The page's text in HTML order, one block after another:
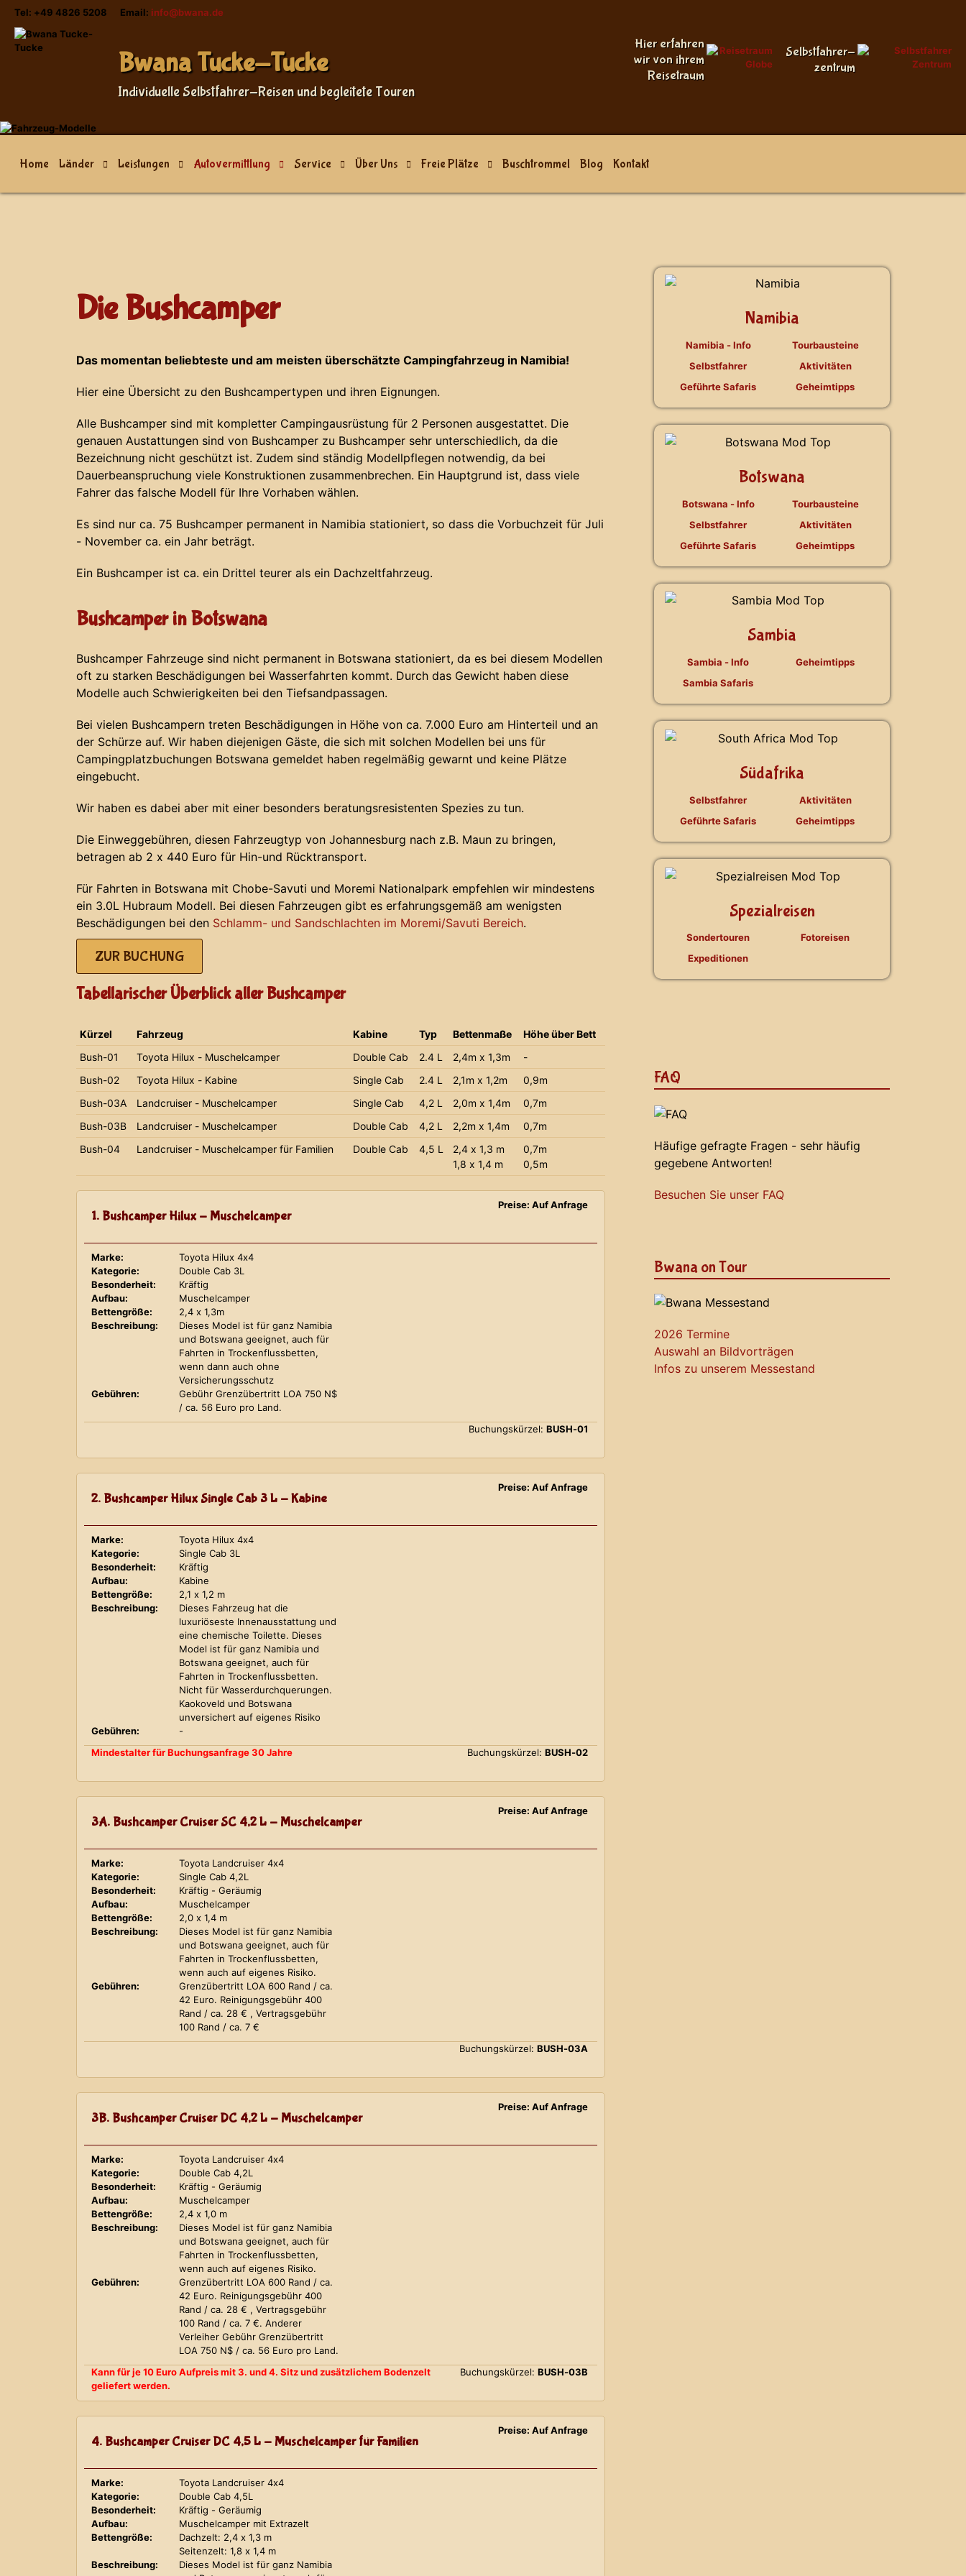
Tel: +49 4826 5208 Email: info@bwana.de
Sprache auswählen
Bwana Tucke-Tucke
Individuelle Selbstfahrer-Reisen und begleitete Touren
Hier erfahren
wir von ihrem
Reisetraum
Selbstfahrer-
zentrum
Home Länder Leistungen Autovermittlung Service Über Uns Freie Plätze Buschtrommel Blog Kontakt
Die Bushcamper
Das momentan beliebteste und am meisten überschätzte Campingfahrzeug in Namibia!
Hier eine Übersicht zu den Bushcampertypen und ihren Eignungen.
Alle Bushcamper sind mit kompletter Campingausrüstung für 2 Personen ausgestattet. Die
genauen Austattungen sind von Bushcamper zu Bushcamper sehr unterschiedlich, da die
Bezeichnung nicht geschützt ist. Zudem sind ständig Modellpflegen notwendig, da bei
Dauerbeanspruchung viele Konstruktionen zusammenbrechen. Ein Hauptgrund ist, dass viele
Fahrer das falsche Modell für Ihre Vorhaben wählen.
Es sind nur ca. 75 Bushcamper permanent in Namibia stationiert, so dass die Vorbuchzeit für Juli
- November ca. ein Jahr beträgt.
Ein Bushcamper ist ca. ein Drittel teurer als ein Dachzeltfahrzeug.
Bushcamper in Botswana
Bushcamper Fahrzeuge sind nicht permanent in Botswana stationiert, da es bei diesem Modellen
oft zu starken Beschädigungen bei Wasserfahrten kommt. Durch das Gewicht haben diese
Modelle auch Schwierigkeiten bei den Tiefsandpassagen.
Bei vielen Bushcampern treten Beschädigungen in Höhe von ca. 7.000 Euro am Hinterteil und an
der Schürze auf. Wir haben diejenigen Gäste, die sich mit solchen Modellen bei uns für
Campingplatzbuchungen Botswana gemeldet haben regelmäßig gewarnt und keine Plätze
eingebucht.
Wir haben es dabei aber mit einer besonders beratungsresistenten Spezies zu tun.
Die Einweggebühren, diesen Fahrzeugtyp von Johannesburg nach z.B. Maun zu bringen,
betragen ab 2 x 440 Euro für Hin-und Rücktransport.
Für Fahrten in Botswana mit Chobe-Savuti und Moremi Nationalpark empfehlen wir mindestens
ein 3.0L Hubraum Modell. Bei diesen Fahrzeugen gibt es erfahrungsgemäß am wenigsten
Beschädigungen bei den Schlamm- und Sandschlachten im Moremi/Savuti Bereich.
ZUR BUCHUNG
Tabellarischer Überblick aller Bushcamper
Kürzel Fahrzeug Kabine Typ Bettenmaße
Höhe über Bett
Bush-01
Toyota Hilux - Muschelcamper Double Cab 2.4 L 2,4m x 1,3m
-
Bush-02
Toyota Hilux - Kabine Single Cab 2.4 L 2,1m x 1,2m
0,9m
Bush-03A
Landcruiser - Muschelcamper Single Cab 4,2 L 2,0m x 1,4m
0,7m
Bush-03B
Landcruiser - Muschelcamper Double Cab 4,2 L 2,2m x 1,4m
0,7m
Bush-04
Landcruiser - Muschelcamper für Familien Double Cab 4,5 L
2,4 x 1,3 m
1,8 x 1,4 m
0,7m
0,5m
1. Bushcamper Hilux - Muschelcamper
Preise: Auf Anfrage
Marke:
Toyota Hilux 4x4
Kategorie:
Double Cab 3L
Besonderheit:
Kräftig
Aufbau:
Muschelcamper
Bettengröße:
2,4 x 1,3m
Beschreibung:
Dieses Model ist für ganz Namibia
und Botswana geeignet, auch für
Fahrten in Trockenflussbetten,
wenn dann auch ohne
Versicherungsschutz
Gebühren:
Gebühr Grenzübertritt LOA 750 N$
/ ca. 56 Euro pro Land.
Buchungskürzel: BUSH-01
2. Bushcamper Hilux Single Cab 3 L - Kabine
Preise: Auf Anfrage
Marke:
Toyota Hilux 4x4
Kategorie:
Single Cab 3L
Besonderheit:
Kräftig
Aufbau:
Kabine
Bettengröße:
2,1 x 1,2 m
Beschreibung:
Dieses Fahrzeug hat die
luxuriöseste Innenausstattung und
eine chemische Toilette. Dieses
Model ist für ganz Namibia und
Botswana geeignet, auch für
Fahrten in Trockenflussbetten.
Nicht für Wasserdurchquerungen.
Kaokoveld und Botswana
unversichert auf eigenes Risiko
Gebühren:
-
Mindestalter für Buchungsanfrage 30 Jahre
Buchungskürzel: BUSH-02
3A. Bushcamper Cruiser SC 4,2 L - Muschelcamper
Preise: Auf Anfrage
Marke:
Toyota Landcruiser 4x4
Kategorie:
Single Cab 4,2L
Besonderheit:
Kräftig - Geräumig
Aufbau:
Muschelcamper
Bettengröße:
2,0 x 1,4 m
Beschreibung:
Dieses Model ist für ganz Namibia
und Botswana geeignet, auch für
Fahrten in Trockenflussbetten,
wenn auch auf eigenes Risiko.
Gebühren:
Grenzübertritt LOA 600 Rand / ca.
42 Euro. Reinigungsgebühr 400
Rand / ca. 28 € , Vertragsgebühr
100 Rand / ca. 7 €
Buchungskürzel: BUSH-03A
3B. Bushcamper Cruiser DC 4,2 L - Muschelcamper
Preise: Auf Anfrage
Marke:
Toyota Landcruiser 4x4
Kategorie:
Double Cab 4,2L
Besonderheit:
Kräftig - Geräumig
Aufbau:
Muschelcamper
Bettengröße:
2,4 x 1,0 m
Beschreibung:
Dieses Model ist für ganz Namibia
und Botswana geeignet, auch für
Fahrten in Trockenflussbetten,
wenn auch auf eigenes Risiko.
Gebühren:
Grenzübertritt LOA 600 Rand / ca.
42 Euro. Reinigungsgebühr 400
Rand / ca. 28 € , Vertragsgebühr
100 Rand / ca. 7 €. Anderer
Verleiher Gebühr Grenzübertritt
LOA 750 N$ / ca. 56 Euro pro Land.
Kann für je 10 Euro Aufpreis mit 3. und 4. Sitz und zusätzlichem Bodenzelt
geliefert werden.
Buchungskürzel: BUSH-03B
4. Bushcamper Cruiser DC 4,5 L - Muschelcamper für Familien
Preise: Auf Anfrage
Marke:
Toyota Landcruiser 4x4
Kategorie:
Double Cab 4,5L
Besonderheit:
Kräftig - Geräumig
Aufbau:
Muschelcamper mit Extrazelt
Bettengröße:
Dachzelt: 2,4 x 1,3 m
Seitenzelt: 1,8 x 1,4 m
Beschreibung:
Dieses Model ist für ganz Namibia
Namibia
Namibia - Info
Selbstfahrer
Geführte Safaris
Tourbausteine
Aktivitäten
Geheimtipps
Botswana
Botswana - Info
Selbstfahrer
Geführte Safaris
Tourbausteine
Aktivitäten
Geheimtipps
Sambia
Sambia - Info
Sambia Safaris
Geheimtipps
Südafrika
Selbstfahrer
Geführte Safaris
Aktivitäten
Geheimtipps
Spezialreisen
Sondertouren
Expeditionen
Fotoreisen
FAQ
Häufige gefragte Fragen - sehr häufig
gegebene Antworten!
Besuchen Sie unser FAQ
Bwana on Tour
2026 Termine
Auswahl an Bildvorträgen
Infos zu unserem Messestand